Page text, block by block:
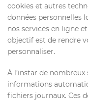
cookies et autres
données personnelles
nos services en ligne
objectif est de rendre
personnaliser.
À l’instar de
informations
fichiers journaux. Ces